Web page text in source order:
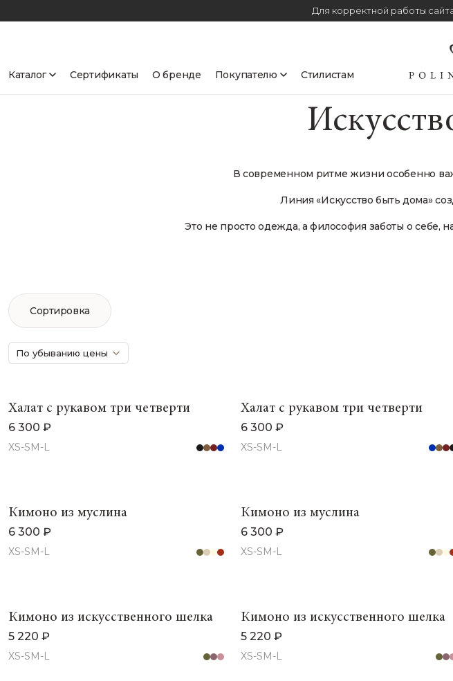
Для корректной работы
Каталог Сертификаты О бренде Покупателю Стилистам
В современном ритме жизни особенно
Линия «Искусство быть дома»
Это не просто одежда, а философия заботы о
Сортировка
По убыванию цены
Халат с рукавом три четверти
6 300 ₽
XS-SM-L
Халат с рукавом три четверти
6 300 ₽
XS-SM-L
Кимоно из муслина
6 300 ₽
XS-SM-L
Кимоно из муслина
6 300 ₽
XS-SM-L
Кимоно из искусственного шелка
5 220 ₽
XS-SM-L
Кимоно из искусственного шелка
5 220 ₽
XS-SM-L